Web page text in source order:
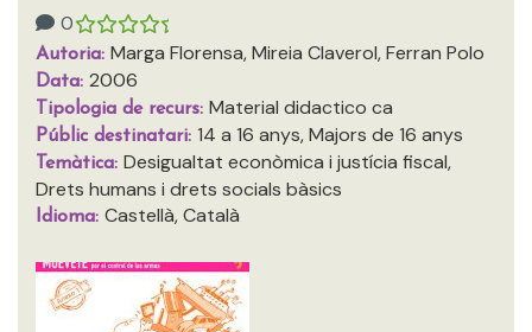
0
Autoria: Marga Florensa, Mireia Claverol, Ferran Polo
Data: 2006
Tipologia de recurs: Material didactico ca
Públic destinatari: 14 a 16 anys, Majors de 16 anys
Temàtica: Desigualtat econòmica i justícia fiscal,
Drets humans i drets socials bàsics
Idioma: Castellà, Català